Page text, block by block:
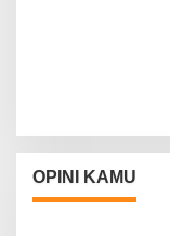
OPINI KAMU